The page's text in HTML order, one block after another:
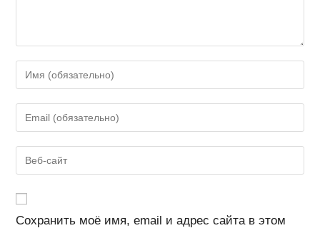
Введите
свое
имя
или
пользователя,
чтобы
прокомментировать
Введите
свой
email-
адрес,
Введите
URL
веб-
сайта
Сохранить моё имя, email и адрес сайта в этом